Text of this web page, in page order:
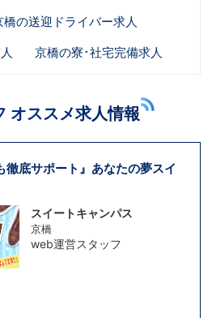
橋の送迎ドライバー求人
京橋の寮･社宅完備求人
オススメ求人情報
徹底サポート』あなたの夢スイ
スイートキャンパス
京橋
web運営スタッフ